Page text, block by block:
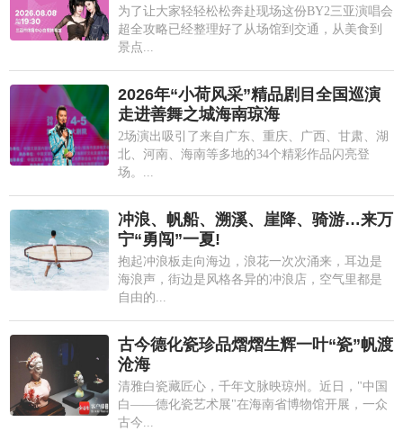
为了让大家轻轻松松奔赴现场这份BY2三亚演唱会
超全攻略已经整理好了从场馆到交通，从美食到
景点...
2026年“小荷风采”精品剧目全国巡演
走进善舞之城海南琼海
2场演出吸引了来自广东、重庆、广西、甘肃、湖
北、河南、海南等多地的34个精彩作品闪亮登
场。...
冲浪、帆船、溯溪、崖降、骑游…来万
宁“勇闯”一夏!
抱起冲浪板走向海边，浪花一次次涌来，耳边是
海浪声，街边是风格各异的冲浪店，空气里都是
自由的...
古今德化瓷珍品熠熠生辉一叶“瓷”帆渡
沧海
清雅白瓷藏匠心，千年文脉映琼州。近日，"中国
白——德化瓷艺术展"在海南省博物馆开展，一众
古今...